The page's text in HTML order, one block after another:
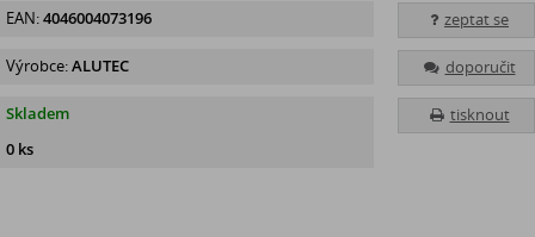
zeptat se
doporučit
tisknout
EAN:4046004073196
Výrobce:ALUTEC
Skladem
0 ks